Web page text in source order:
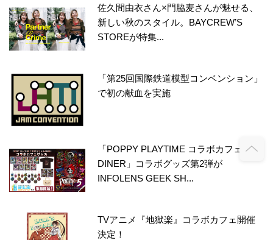
佐久間由衣さん×門脇麦さんが魅せる、
新しい秋のスタイル。BAYCREW’S
STOREが特集...
「第25回国際鉄道模型コンベンション」
で初の献血を実施
「POPPY PLAYTIME コラボカフェ in E-
DINER」コラボグッズ第2弾が
INFOLENS GEEK SH...
TVアニメ『地獄楽』コラボカフェ開催
決定！